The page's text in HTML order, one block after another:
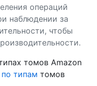
операций
наблюдении за
чтобы
томов Amazon
типам томов